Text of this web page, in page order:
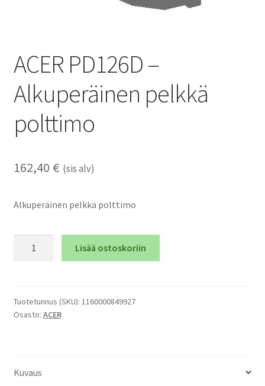
ACER PD126D –
Alkuperäinen pelkkä
polttimo
162,40 € (sis alv)
Alkuperäinen pelkkä polttimo
pelkkä
polttimo
Lisää ostoskoriin
Tuotetunnus (SKU): 1160000849927
Osasto: ACER
Kuvaus